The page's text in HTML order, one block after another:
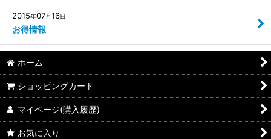
2015年07月16日
お得情報
ホーム
ショッピングカート
マイページ(購入履歴)
お気に入り